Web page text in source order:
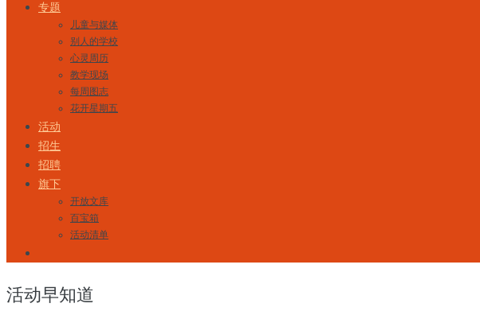
专题
儿童与媒体
别人的学校
心灵周历
教学现场
每周图志
花开星期五
活动
招生
招聘
旗下
开放文库
百宝箱
活动清单
活动早知道